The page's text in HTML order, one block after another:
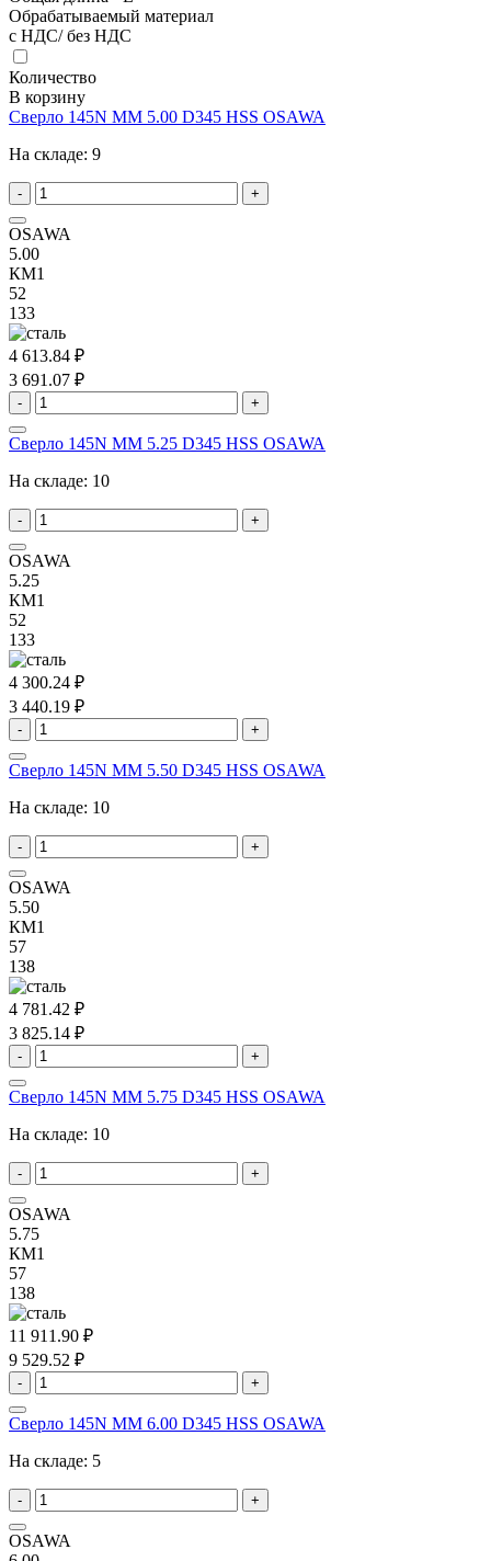
Обрабатываемый материал
с НДС/ без НДС
Количество
В корзину
Сверло 145N MM 5.00 D345 HSS OSAWA
На складе: 9
- +
OSAWA
5.00
КМ1
52
133
4 613.84 ₽
3 691.07 ₽
- +
Сверло 145N MM 5.25 D345 HSS OSAWA
На складе: 10
- +
OSAWA
5.25
КМ1
52
133
4 300.24 ₽
3 440.19 ₽
- +
Сверло 145N MM 5.50 D345 HSS OSAWA
На складе: 10
- +
OSAWA
5.50
КМ1
57
138
4 781.42 ₽
3 825.14 ₽
- +
Сверло 145N MM 5.75 D345 HSS OSAWA
На складе: 10
- +
OSAWA
5.75
КМ1
57
138
11 911.90 ₽
9 529.52 ₽
- +
Сверло 145N MM 6.00 D345 HSS OSAWA
На складе: 5
- +
OSAWA